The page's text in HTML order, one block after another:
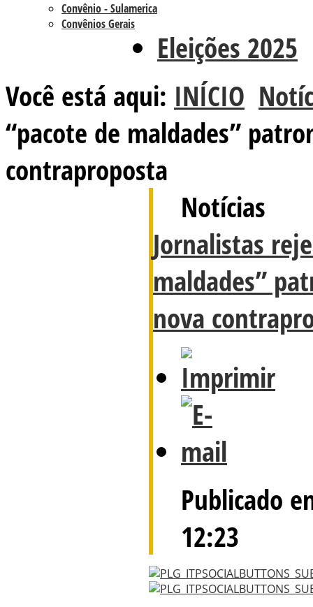
Convênio - Sulamerica
Convênios Gerais
Eleições 2025
Você está aqui: INÍCIO
“pacote de maldades”
contraproposta
Notícias
Jornalistas
maldades”
nova
Publicado
12:23